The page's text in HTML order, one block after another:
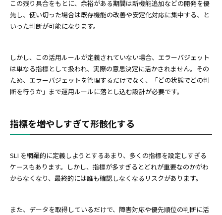
この残り具合をもとに、余裕がある期間は新機能追加などの開発を優
先し、使い切った場合は既存機能の改善や安定化対応に集中する、と
いった判断が可能になります。
しかし、この活用ルールが定義されていない場合、エラーバジェット
は単なる指標として扱われ、実際の意思決定に活かされません。その
ため、エラーバジェットを管理するだけでなく、「どの状態でどの判
断を行うか」まで運用ルールに落とし込む設計が必要です。
指標を増やしすぎて形骸化する
SLI を網羅的に定義しようとするあまり、多くの指標を設定しすぎる
ケースもあります。しかし、指標が多すぎるとどれが重要なのかがわ
からなくなり、最終的には誰も確認しなくなるリスクがあります。
また、データを取得しているだけで、障害対応や優先順位の判断に活